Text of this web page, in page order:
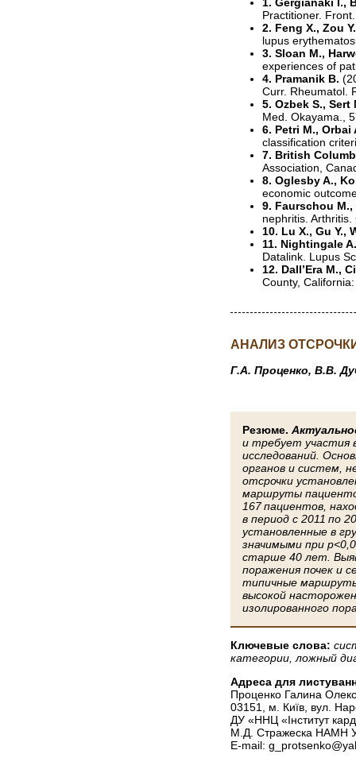
Practitioner.
2. Feng X., Zou
lupus
3. Sloan M.,
experiences of
4. Pramanik B.
Curr. Rheumatol.
5. Ozbek S.,
Med. Okayama.,
6. Petri M.,
classification
7. British
Association,
8. Oglesby A.,
economic
9. Faurschou
nephritis.
10. Lu X., Gu Y.,
11. Nightingale
Datalink. Lupus
12. Dall’Era M.,
County,
АНАЛИЗ
Г.А. Проценко, В.В.
Резюме.
и требует участия
исследований.
органов и систем,
отсрочки
маршруты
167 пациентов,
в период с 2011 по
установленные в
значимыми при
старше 40 лет.
поражения почек и
типичные
высокой
изолированного
Ключевые слова:
категории, ложный
Адреса для
Проценко Галина
03151, м. Київ, вул.
ДУ «ННЦ «Інститут
М.Д. Стражеска НАМН
E-mail: